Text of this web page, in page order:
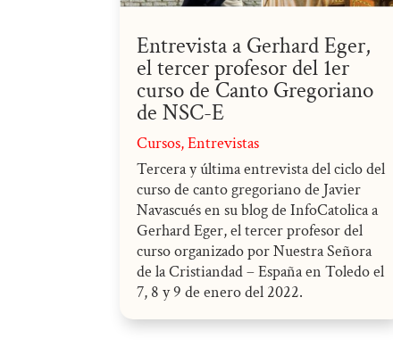
Entrevista a Gerhard Eger,
el tercer profesor del 1er
curso de Canto Gregoriano
de NSC-E
Cursos,Entrevistas
Tercera y última entrevista del ciclo del
curso de canto gregoriano de Javier
Navascués en su blog de InfoCatolica a
Gerhard Eger, el tercer profesor del
curso organizado por Nuestra Señora
de la Cristiandad – España en Toledo el
7, 8 y 9 de enero del 2022.